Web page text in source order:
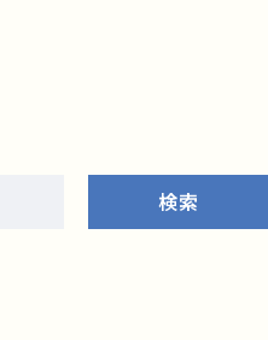
検索